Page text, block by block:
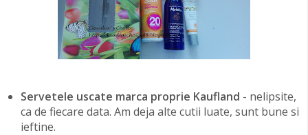
Servetele uscate marca proprie Kaufland - nelipsite,
ca de fiecare data. Am deja alte cutii luate, sunt bune si
ieftine.